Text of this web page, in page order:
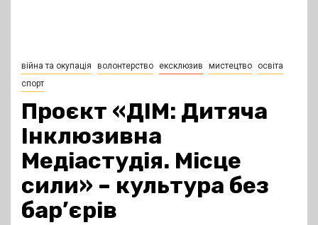
війна та окупація волонтерство ексклюзив мистецтво
освіта
спорт
Проєкт «ДІМ: Дитяча
Інклюзивна
Медіастудія. Місце
сили» – культура без
бар’єрів